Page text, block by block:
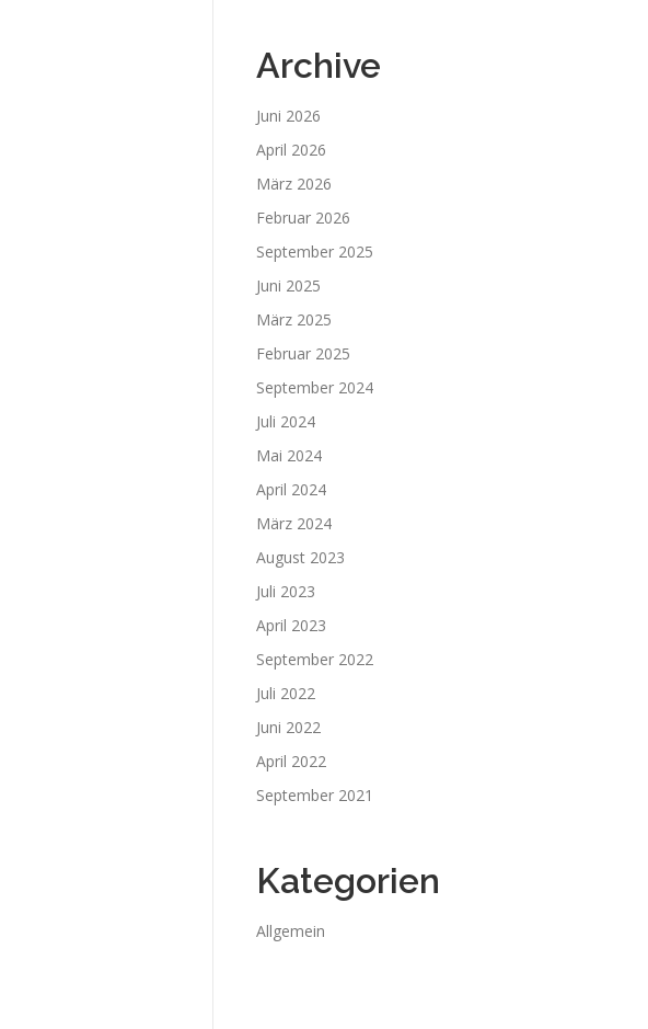
Archive
Juni 2026
April 2026
März 2026
Februar 2026
September 2025
Juni 2025
März 2025
Februar 2025
September 2024
Juli 2024
Mai 2024
April 2024
März 2024
August 2023
Juli 2023
April 2023
September 2022
Juli 2022
Juni 2022
April 2022
September 2021
Kategorien
Allgemein